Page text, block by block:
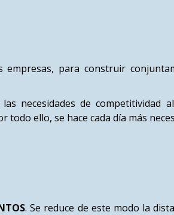
para construir
necesidades de competitividad
todo ello, se hace cada día más
. Se reduce de este modo la